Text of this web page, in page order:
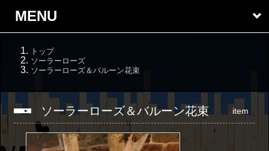
MENU
トップ
ソーラーローズ
ソーラーローズ＆バルーン花束
ソーラーローズ＆バルーン花束 item